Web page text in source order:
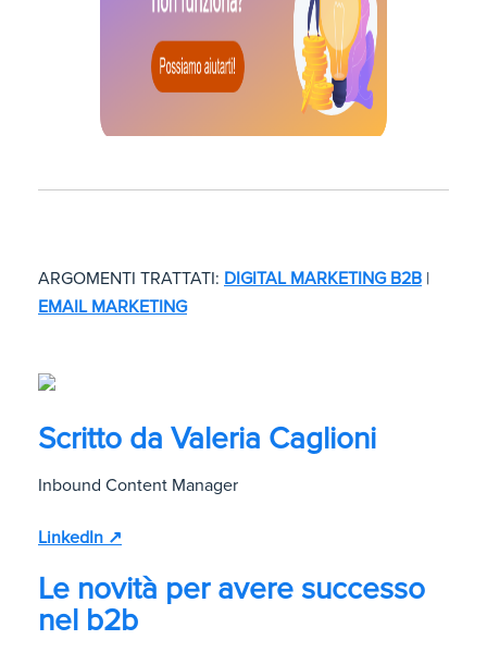
ARGOMENTI TRATTATI: DIGITAL MARKETING B2B |
EMAIL MARKETING
Scritto da Valeria Caglioni
Inbound Content Manager
LinkedIn ↗
Le novità per avere successo
nel b2b